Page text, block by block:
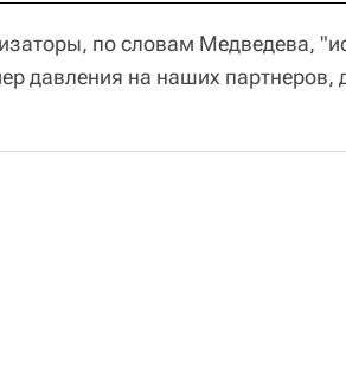
по словам Медведева,
давления на наших партнеров,